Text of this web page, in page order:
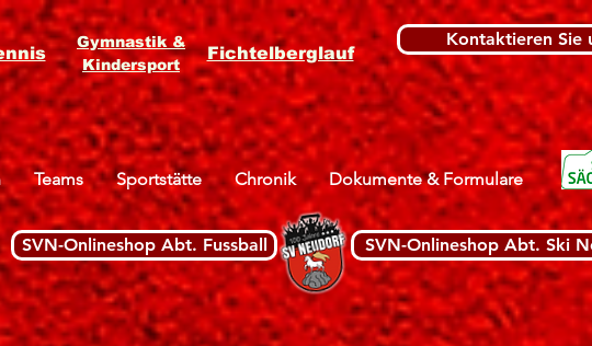
Gymnastik &
Kindersport
Fichtelberglauf
Kontaktieren Sie
Teams Sportstätte Chronik Dokumente & Formulare
SVN-Onlineshop Abt. Fussball SVN-Onlineshop Abt. Ski